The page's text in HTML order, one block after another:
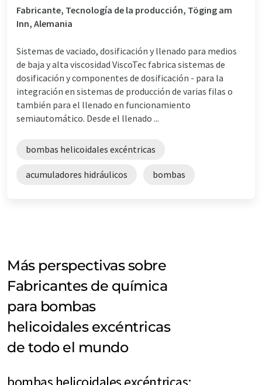
Fabricante, Tecnología de la producción, Töging am
Inn, Alemania
Sistemas de vaciado, dosificación y llenado para medios
de baja y alta viscosidad ViscoTec fabrica sistemas de
dosificación y componentes de dosificación - para la
integración en sistemas de producción de varias filas o
también para el llenado en funcionamiento
semiautomático. Desde el llenado ...
bombas helicoidales excéntricas
acumuladores hidráulicos bombas
Más perspectivas sobre
Fabricantes de química
para bombas
helicoidales excéntricas
de todo el mundo